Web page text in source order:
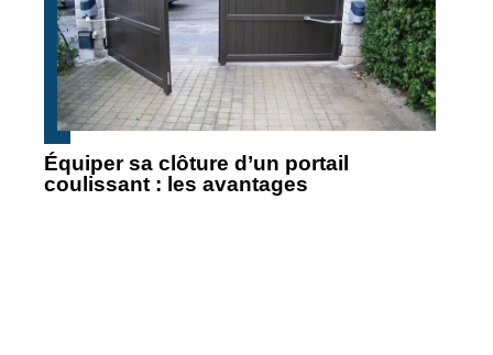
Équiper sa clôture d’un portail
coulissant : les avantages